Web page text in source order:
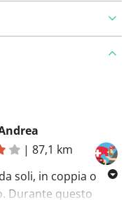
|87,1 km
soli, in coppia o
Durante questo